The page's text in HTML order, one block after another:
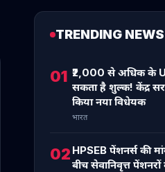
TRENDING NEWS
01 ₹2,000 से अधिक के
सकता है शुल्क! केंद्र
किया नया विधेयक
भारत
02 HPSEB पेंशनर्स की
बीच सेवानिवृत्त